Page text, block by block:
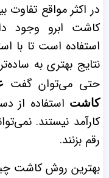
در اکثر مواقع
کاشت ابرو وجود
استفاده است تا با
نتایج بهتری به
حتی می‌توان گفت
کاشت استفاده از
کارآمد نیستند.
رقم بزنند.
بهترین روش کاشت